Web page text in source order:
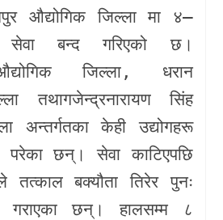
औद्योगिक जिल्लामा ४–
सेवा बन्द गरिएको छ।
जिल्ला, धरान
तथागजेन्द्रनारायण सिंह
अन्तर्गतका केही उद्योगहरू
परेका छन्। सेवा काटिएपछि
तत्काल बक्यौता तिरेर पुनः
गराएका छन्। हालसम्म ८